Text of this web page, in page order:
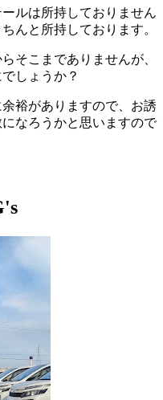
ルは所持しておりません
んと所持しております。
そこまでありませんが、
しょうか？
裕がありますので、お誘
なろうかと思いますので